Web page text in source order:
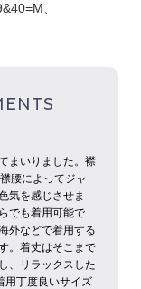
、
まいりました。襟
腰によってジャ
気を感じさせま
でも着用可能で
外などで着用する
。着丈はそこまで
、リラックスした
用丁度良いサイズ